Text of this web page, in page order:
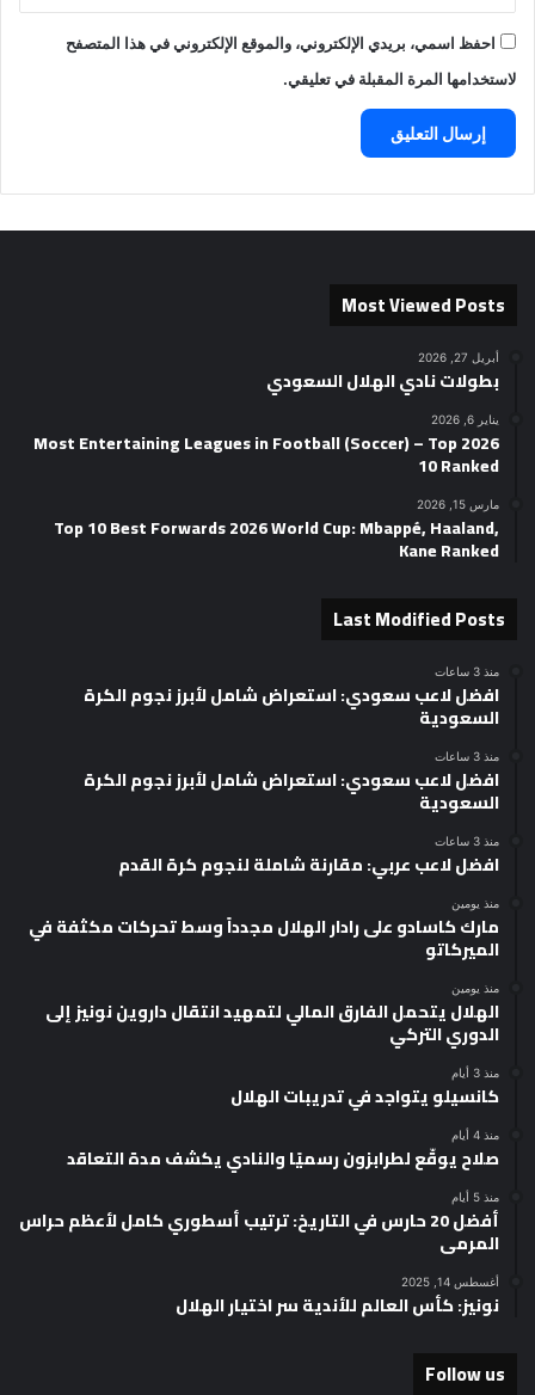
احفظ اسمي، بريدي الإلكتروني، والموقع الإلكتروني في هذا المتصفح
لاستخدامها المرة المقبلة في تعليقي.
Most Viewed Posts
أبريل 27, 2026
بطولات نادي الهلال السعودي
يناير 6, 2026
2026 Most Entertaining Leagues in Football (Soccer) – Top
10 Ranked
مارس 15, 2026
Top 10 Best Forwards 2026 World Cup: Mbappé, Haaland,
Kane Ranked
Last Modified Posts
منذ 3 ساعات
افضل لاعب سعودي: استعراض شامل لأبرز نجوم الكرة
السعودية
منذ 3 ساعات
افضل لاعب سعودي: استعراض شامل لأبرز نجوم الكرة
السعودية
منذ 3 ساعات
افضل لاعب عربي: مقارنة شاملة لنجوم كرة القدم
منذ يومين
مارك كاسادو على رادار الهلال مجدداً وسط تحركات مكثفة في
الميركاتو
منذ يومين
الهلال يتحمل الفارق المالي لتمهيد انتقال داروين نونيز إلى
الدوري التركي
منذ 3 أيام
كانسيلو يتواجد في تدريبات الهلال
منذ 4 أيام
صلاح يوقّع لطرابزون رسميًا والنادي يكشف مدة التعاقد
منذ 5 أيام
أفضل 20 حارس في التاريخ: ترتيب أسطوري كامل لأعظم حراس
المرمى
أغسطس 14, 2025
نونيز: كأس العالم للأندية سر اختيار الهلال
Follow us